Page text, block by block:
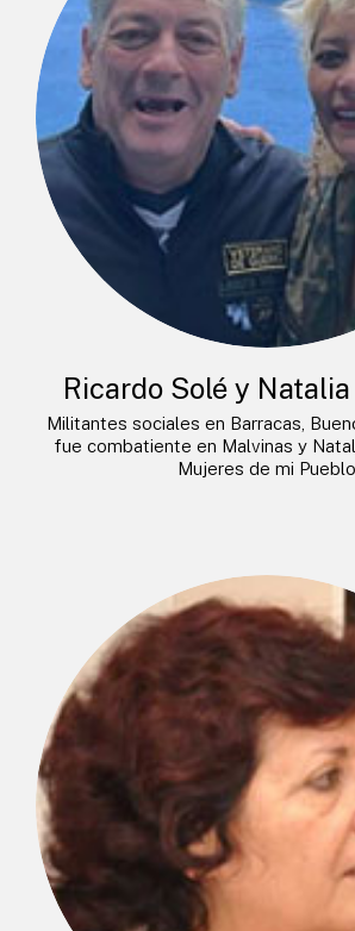
Ricardo Solé y
Militantes sociales en Barracas,
fue combatiente en Malvinas y
Mujeres de mi Pueblo